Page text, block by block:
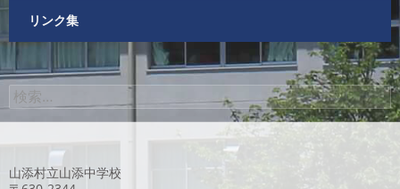
リンク集
検
索:
山添村立山添中学校